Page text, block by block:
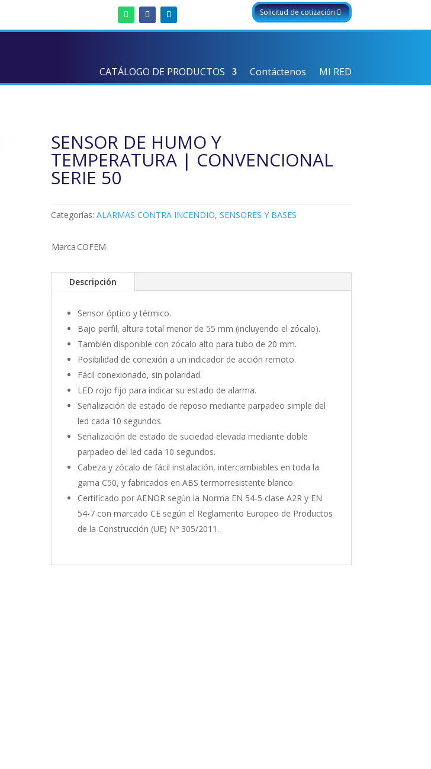
Solicitud de cotización
CATÁLOGO DE PRODUCTOS Contáctenos MI RED
SENSOR DE HUMO Y
TEMPERATURA | CONVENCIONAL
SERIE 50
Categorías: ALARMAS CONTRA INCENDIO, SENSORES Y BASES
Marca COFEM
Descripción
Sensor óptico y térmico.
Bajo perfil, altura total menor de 55 mm (incluyendo el zócalo).
También disponible con zócalo alto para tubo de 20 mm.
Posibilidad de conexión a un indicador de acción remoto.
Fácil conexionado, sin polaridad.
LED rojo fijo para indicar su estado de alarma.
Señalización de estado de reposo mediante parpadeo simple del
led cada 10 segundos.
Señalización de estado de suciedad elevada mediante doble
parpadeo del led cada 10 segundos.
Cabeza y zócalo de fácil instalación, intercambiables en toda la
gama C50, y fabricados en ABS termorresistente blanco.
Certificado por AENOR según la Norma EN 54-5 clase A2R y EN
54-7 con marcado CE según el Reglamento Europeo de Productos
de la Construcción (UE) Nº 305/2011.